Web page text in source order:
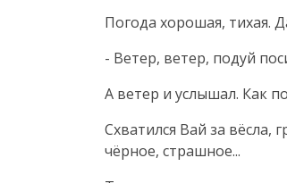
Погода хорошая, тихая.
- Ветер, ветер, подуй
А ветер и услышал. Как
Схватился Вай за вёсла,
чёрное, страшное...